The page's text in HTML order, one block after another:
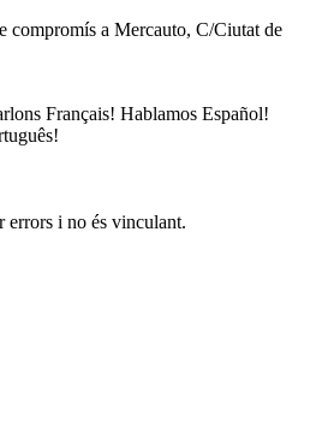
compromís a Mercauto, C/Ciutat de
Français! Hablamos Español!
errors i no és vinculant.